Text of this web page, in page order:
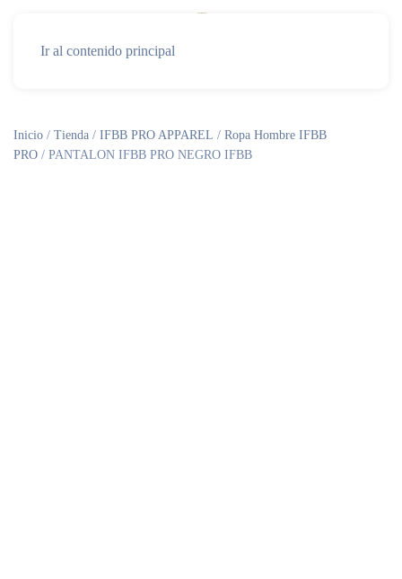
Ir al contenido principal
Inicio / Tienda / IFBB PRO APPAREL / Ropa Hombre IFBB
PRO / PANTALON IFBB PRO NEGRO IFBB